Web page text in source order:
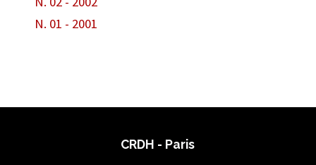
N. 01 - 2001
CRDH - Paris